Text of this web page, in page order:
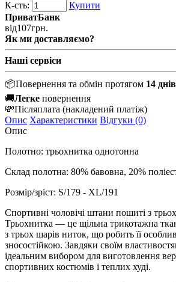
К-сть:
Купити
ПриватБанк
від107грн.
Як ми доставляємо?
Наші сервіси
📦Повернення та обмін протягом 14 днів
🚚Легке повернення
💸Післяплата (накладений платіж)
Опис Характеристики Відгуки (0)
Опис
Полотно: трьохнитка однотонна
Склад полотна: 80% бавовна, 20%
Розмір/зріст: S/179 - XL/191
Спортивні чоловічі штани пошиті з
Трьохнитка — це щільна трикотажна
з трьох шарів ниток, що робить її
зносостійкою. Завдяки своїм
ідеальним вибором для виготовлення
спортивних костюмів і теплих худі.